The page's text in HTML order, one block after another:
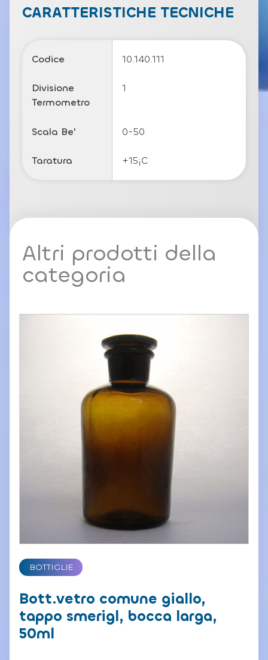
c
y
li
CARATTERISTICHE TECNICHE
Codice 10.140.111
Divisione
Termometro
1
Scala Be' 0-50
Taratura +15¡C
Altri prodotti della
categoria
BOTTIGLIE
Bott.vetro comune giallo,
tappo smerigl, bocca larga,
50ml